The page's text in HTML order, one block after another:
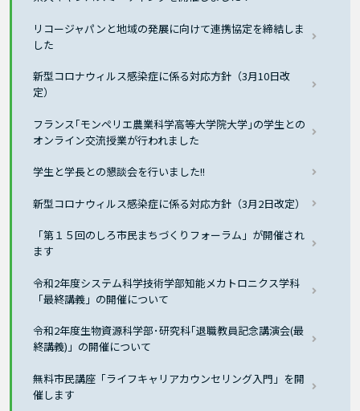
リコージャパンと地域の発展に向けて連携協定を締結しま
した
新型コロナウィルス感染症に係る対応方針（3月10日改
定）
フランス｢モンペリエ農業科学高等大学院大学｣の学生との
オンライン交流授業が行われました
学生と学長との懇談会を行いました!!
新型コロナウィルス感染症に係る対応方針（3月2日改定）
「第１５回のしろ市民まちづくりフォーラム」が開催され
ます
令和2年度システム科学技術学部知能メカトロニクス学科
「最終講義」の開催について
令和2年度生物資源科学部･研究科｢退職教員記念講演会(最
終講義)」の開催について
無料市民講座「ライフキャリアカウンセリング入門」を開
催します